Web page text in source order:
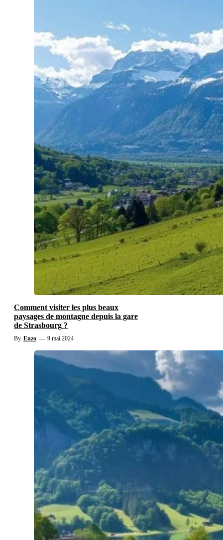
Comment visiter les plus beaux
paysages de montagne depuis la gare
de Strasbourg ?
By Enzo — 9 mai 2024